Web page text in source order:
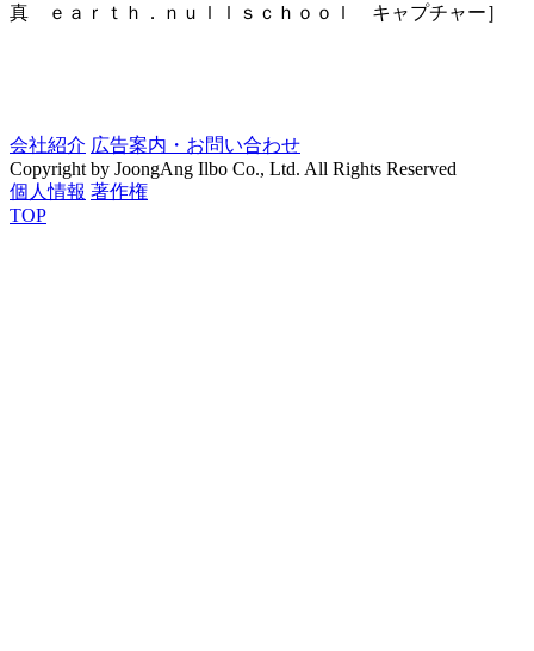
真 ｅａｒｔｈ．ｎｕｌｌｓｃｈｏｏｌ キャプチャー］
会社紹介 広告案内・お問い合わせ
Copyright by JoongAng Ilbo Co., Ltd. All Rights Reserved
個人情報 著作権
TOP